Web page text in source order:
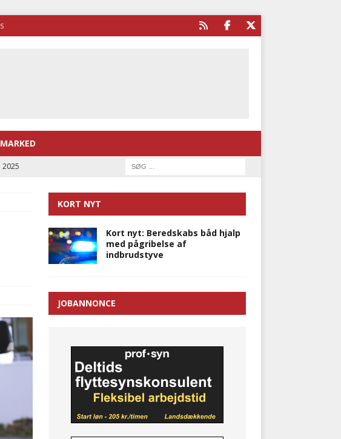
over
KORT NYT
Kort nyt: Beredskabs båd hjalp
med pågribelse af
indbrudstyve
JOBANNONCE